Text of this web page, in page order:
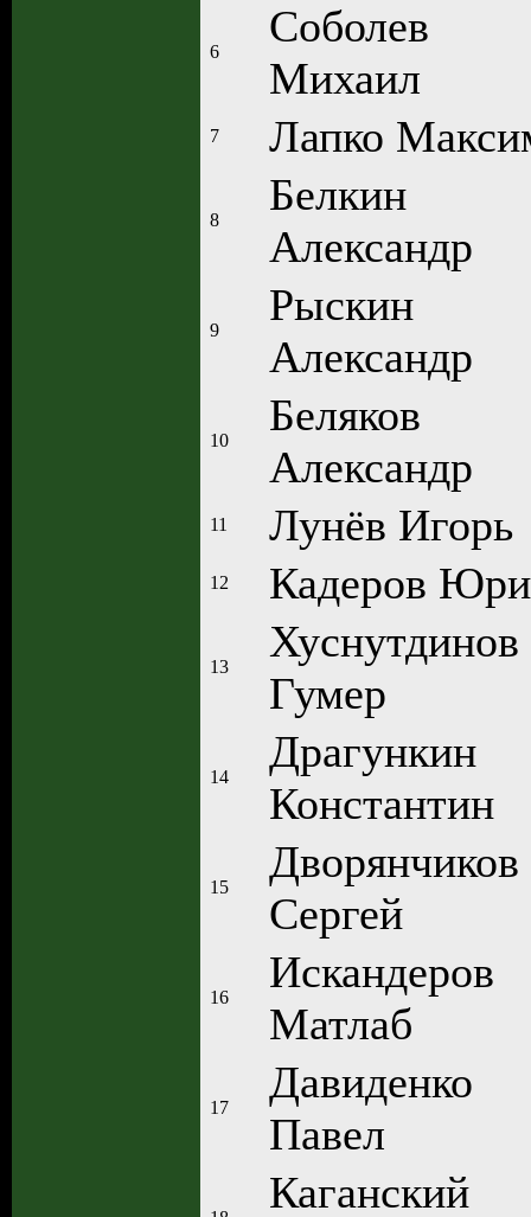
6
Соболев
Михаил
7 Лапко
8
Белкин
Александр
9
Рыскин
Александр
10
Беляков
Александр
11 Лунёв Игорь
12 Кадеров
13
Хуснутдинов
Гумер
14
Драгункин
Константин
15
Дворянчиков
Сергей
16
Искандеров
Матлаб
17
Давиденко
Павел
Каганский